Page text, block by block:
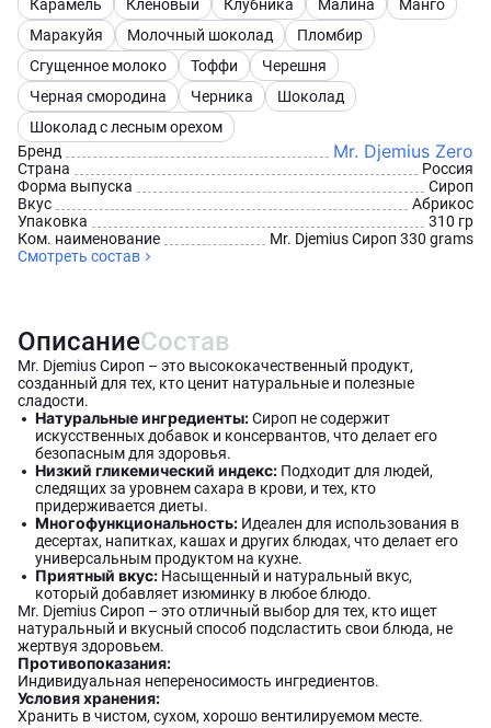
Карамель
Кленовый Клубника Малина
Манго
Маракуйя
Молочный шоколад
Пломбир
Сгущенное молоко
Тоффи
Черешня
Черная смородина
Черника
Шоколад
Шоколад с лесным орехом
Бренд
Mr. Djemius Zero
Страна
Россия
Форма выпуска
Сироп
Вкус
Абрикос
Упаковка
310 гр
Ком. наименование
Mr. Djemius Сироп 330 grams
Смотреть состав
ОписаниеСостав
Mr. Djemius Сироп – это высококачественный продукт,
созданный для тех, кто ценит натуральные и полезные
сладости.
Натуральные ингредиенты:Сироп не содержит
искусственных добавок и консервантов, что делает его
безопасным для здоровья.
Низкий гликемический индекс: Подходит для людей,
следящих за уровнем сахара в крови, и тех, кто
придерживается диеты.
Многофункциональность: Идеален для использования в
десертах, напитках, кашах и других блюдах, что делает его
универсальным продуктом на кухне.
Приятный вкус: Насыщенный и натуральный вкус,
который добавляет изюминку в любое блюдо.
Mr. Djemius Сироп – это отличный выбор для тех, кто ищет
натуральный и вкусный способ подсластить свои блюда, не
жертвуя здоровьем.
Противопоказания:
Индивидуальная непереносимость ингредиентов.
Условия хранения:
Хранить в чистом, сухом, хорошо вентилируемом месте.